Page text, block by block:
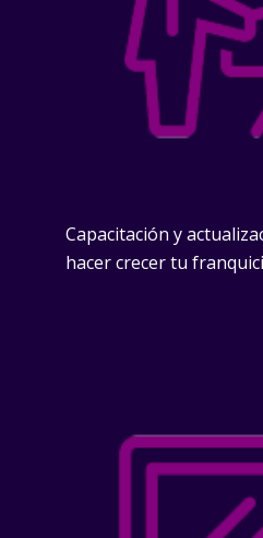
Capacitación y
hacer crecer tu